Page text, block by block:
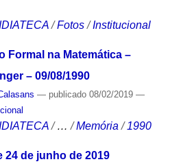
/Fotos /Institucional
Formal na Matemática –
– 09/08/1990
— publicado08/02/2019 —
/…/Memória /1990
24 de junho de 2019